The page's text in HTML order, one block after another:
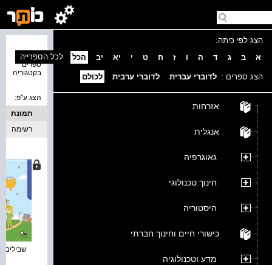
הצג לפי כיתה:
א
ב ג ד ה ו ז ח ט י יא יב הכל
הצג ספרים : לדוברי עברית לדוברי ערבית לכולם
אזרחות
אנגלית
גאוגרפיה
חינוך טכנולוגי
היסטוריה
כישורי חיים וחינוך חברתי
מדע וטכנולוגיה
ספרים
בקטגוריה
לכל הספרייה
הצג ע''פ:
תמונת
כריכה
רשימה
שבילים